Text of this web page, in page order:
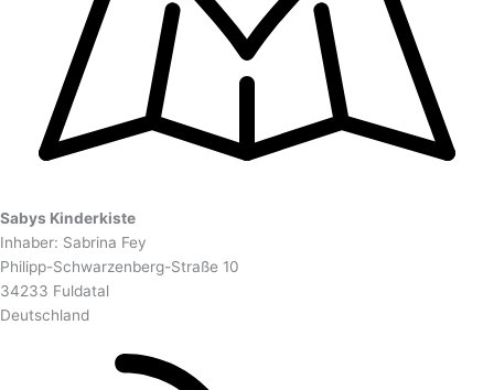
Sabys Kinderkiste
Inhaber: Sabrina Fey
Philipp-Schwarzenberg-Straße 10
34233 Fuldatal
Deutschland